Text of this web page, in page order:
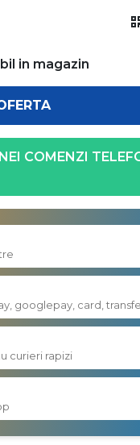
in magazin
COMENZI
googlepay, card,
curieri rapizi